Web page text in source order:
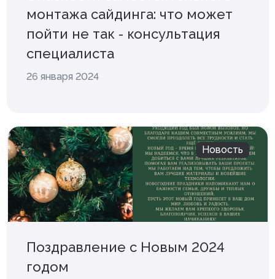
Клей монтажный
Сантехника
монтажа сайдинга: что может
пойти не так - консультация
специалиста
26 января 2024
Новость
Поздравление с Новым 2024
годом